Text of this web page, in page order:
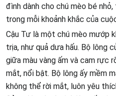
đình dành cho chú mèo bé
trong mỗi khoảnh khắc của
Cậu Tư là một chú mèo mướp
trịa, như quả dưa hấu. Bộ lông
giữa màu vàng ấm và cam rực
mắt, nổi bật. Bộ lông ấy mềm
không thể rời mắt, luôn yêu